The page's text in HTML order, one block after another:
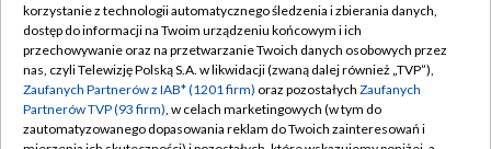
TVP
Abonament TVP
Emisja w TVP
Centrum informacji TVP
Regulamin TVP
Polityka prywatności
Moje zgody
korzystanie z technologii automatycznego śledzenia i zbierania danych,
dostęp do informacji na Twoim urządzeniu końcowym i ich
przechowywanie oraz na przetwarzanie Twoich danych osobowych przez
nas, czyli Telewizję Polską S.A. w likwidacji (zwaną dalej również „TVP”),
Zaufanych Partnerów z IAB* (1201 firm) oraz pozostałych Zaufanych
Partnerów TVP (93 firm), w celach marketingowych (w tym do
zautomatyzowanego dopasowania reklam do Twoich zainteresowań i